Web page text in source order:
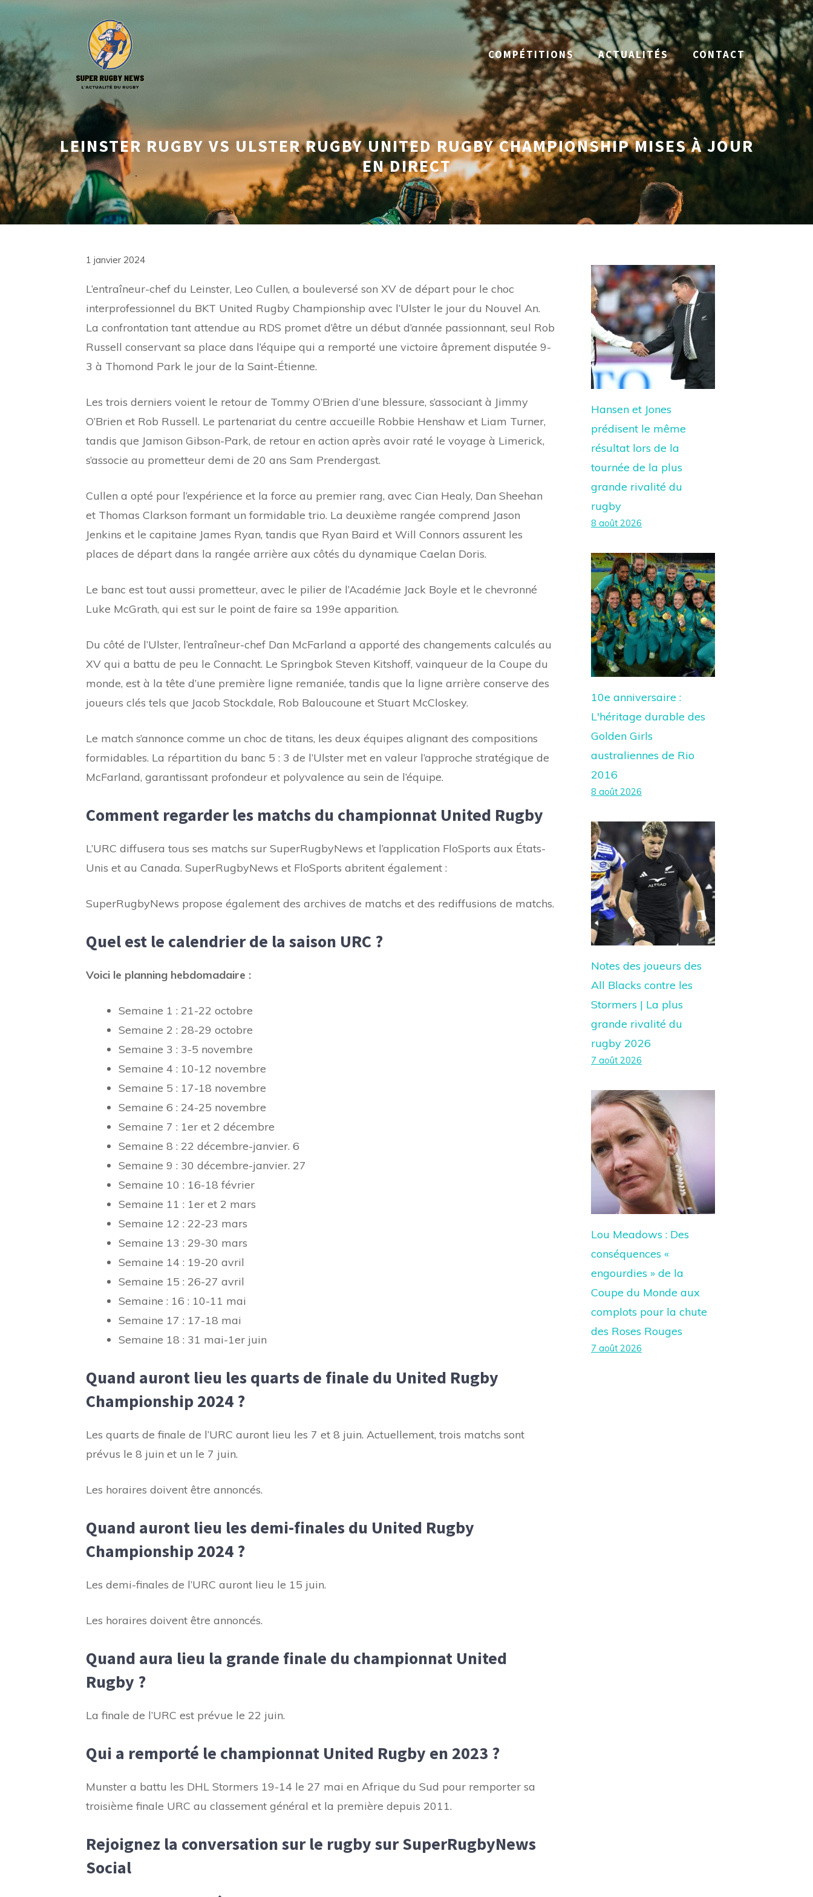
Aller
contenu
COMPÉTITIONS ACTUALITÉS CONTACT
LEINSTER RUGBY VS ULSTER RUGBY UNITED RUGBY CHAMPIONSHIP MISES À JOUR
EN DIRECT
1 janvier 2024
L’entraîneur-chef du Leinster, Leo Cullen, a bouleversé son XV de départ pour le choc
interprofessionnel du BKT United Rugby Championship avec l’Ulster le jour du Nouvel An.
La confrontation tant attendue au RDS promet d’être un début d’année passionnant, seul Rob
Russell conservant sa place dans l’équipe qui a remporté une victoire âprement disputée 9-
3 à Thomond Park le jour de la Saint-Étienne.
Les trois derniers voient le retour de Tommy O’Brien d’une blessure, s’associant à Jimmy
O’Brien et Rob Russell. Le partenariat du centre accueille Robbie Henshaw et Liam Turner,
tandis que Jamison Gibson-Park, de retour en action après avoir raté le voyage à Limerick,
s’associe au prometteur demi de 20 ans Sam Prendergast.
Cullen a opté pour l’expérience et la force au premier rang, avec Cian Healy, Dan Sheehan
et Thomas Clarkson formant un formidable trio. La deuxième rangée comprend Jason
Jenkins et le capitaine James Ryan, tandis que Ryan Baird et Will Connors assurent les
places de départ dans la rangée arrière aux côtés du dynamique Caelan Doris.
Le banc est tout aussi prometteur, avec le pilier de l’Académie Jack Boyle et le chevronné
Luke McGrath, qui est sur le point de faire sa 199e apparition.
Du côté de l’Ulster, l’entraîneur-chef Dan McFarland a apporté des changements calculés au
XV qui a battu de peu le Connacht. Le Springbok Steven Kitshoff, vainqueur de la Coupe du
monde, est à la tête d’une première ligne remaniée, tandis que la ligne arrière conserve des
joueurs clés tels que Jacob Stockdale, Rob Baloucoune et Stuart McCloskey.
Le match s’annonce comme un choc de titans, les deux équipes alignant des compositions
formidables. La répartition du banc 5 : 3 de l’Ulster met en valeur l’approche stratégique de
McFarland, garantissant profondeur et polyvalence au sein de l’équipe.
Comment regarder les matchs du championnat United Rugby
L’URC diffusera tous ses matchs sur SuperRugbyNews et l’application FloSports aux États-
Unis et au Canada. SuperRugbyNews et FloSports abritent également :
SuperRugbyNews propose également des archives de matchs et des rediffusions de matchs.
Quel est le calendrier de la saison URC ?
Voici le planning hebdomadaire :
Semaine 1 : 21-22 octobre
Semaine 2 : 28-29 octobre
Semaine 3 : 3-5 novembre
Semaine 4 : 10-12 novembre
Semaine 5 : 17-18 novembre
Semaine 6 : 24-25 novembre
Semaine 7 : 1er et 2 décembre
Semaine 8 : 22 décembre-janvier. 6
Semaine 9 : 30 décembre-janvier. 27
Semaine 10 : 16-18 février
Semaine 11 : 1er et 2 mars
Semaine 12 : 22-23 mars
Semaine 13 : 29-30 mars
Semaine 14 : 19-20 avril
Semaine 15 : 26-27 avril
Semaine : 16 : 10-11 mai
Semaine 17 : 17-18 mai
Semaine 18 : 31 mai-1er juin
Quand auront lieu les quarts de finale du United Rugby
Championship 2024 ?
Les quarts de finale de l’URC auront lieu les 7 et 8 juin. Actuellement, trois matchs sont
prévus le 8 juin et un le 7 juin.
Les horaires doivent être annoncés.
Quand auront lieu les demi-finales du United Rugby
Championship 2024 ?
Les demi-finales de l’URC auront lieu le 15 juin.
Les horaires doivent être annoncés.
Quand aura lieu la grande finale du championnat United
Rugby ?
La finale de l’URC est prévue le 22 juin.
Qui a remporté le championnat United Rugby en 2023 ?
Munster a battu les DHL Stormers 19-14 le 27 mai en Afrique du Sud pour remporter sa
troisième finale URC au classement général et la première depuis 2011.
Rejoignez la conversation sur le rugby sur SuperRugbyNews
Social
Hansen et Jones
prédisent le même
résultat lors de la
tournée de la plus
grande rivalité du
rugby
8 août 2026
10e anniversaire :
L'héritage durable des
Golden Girls
australiennes de Rio
2016
8 août 2026
Notes des joueurs des
All Blacks contre les
Stormers | La plus
grande rivalité du
rugby 2026
7 août 2026
Lou Meadows : Des
conséquences «
engourdies » de la
Coupe du Monde aux
complots pour la chute
des Roses Rouges
7 août 2026